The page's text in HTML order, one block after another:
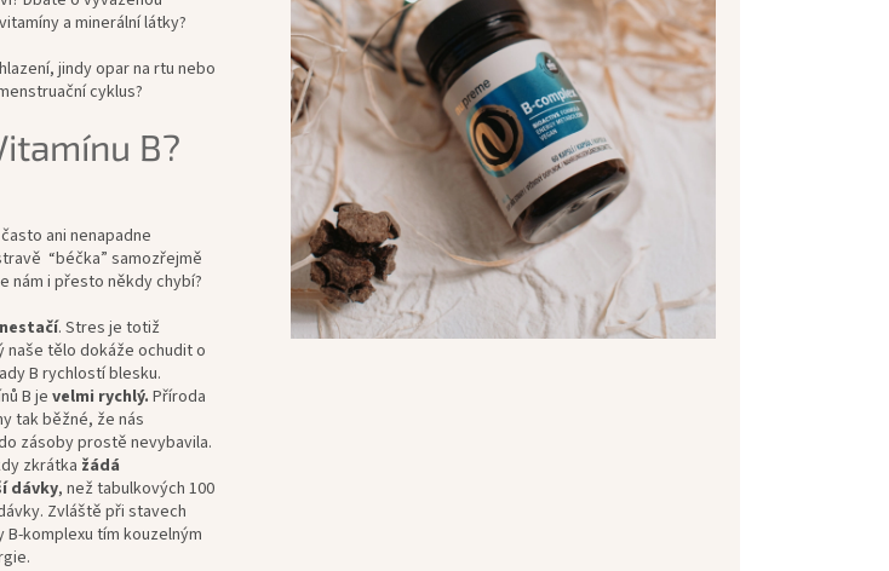
a minerální látky?
jindy opar na rtu nebo
cyklus?
B?
ani nenapadne
“béčka” samozřejmě
nám i přesto někdy chybí?
. Stres je totiž
tělo dokáže ochudit o
B rychlostí blesku.
B je velmi rychlý. Příroda
tak běžné, že nás
zásoby prostě nevybavila.
zkrátka žádá
dávky, než tabulkových 100
Zvláště při stavech
B-komplexu tím kouzelným